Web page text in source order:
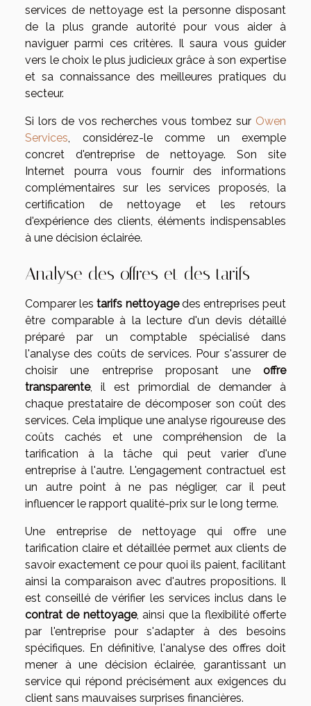
services de nettoyage est la personne disposant
de la plus grande autorité pour vous aider à
naviguer parmi ces critères. Il saura vous guider
vers le choix le plus judicieux grâce à son expertise
et sa connaissance des meilleures pratiques du
secteur.
Si lors de vos recherches vous tombez sur Owen
Services, considérez-le comme un exemple
concret d'entreprise de nettoyage. Son site
Internet pourra vous fournir des informations
complémentaires sur les services proposés, la
certification de nettoyage et les retours
d'expérience des clients, éléments indispensables
à une décision éclairée.
Analyse des offres et des tarifs
Comparer lestarifs nettoyagedes entreprises peut
être comparable à la lecture d'un devis détaillé
préparé par un comptable spécialisé dans
l'analyse des coûts de services. Pour s'assurer de
choisir une entreprise proposant une offre
transparente, il est primordial de demander à
chaque prestataire de décomposer son coût des
services. Cela implique une analyse rigoureuse des
coûts cachés et une compréhension de la
tarification à la tâche qui peut varier d'une
entreprise à l'autre. L'engagement contractuel est
un autre point à ne pas négliger, car il peut
influencer le rapport qualité-prix sur le long terme.
Une entreprise de nettoyage qui offre une
tarification claire et détaillée permet aux clients de
savoir exactement ce pour quoi ils paient, facilitant
ainsi la comparaison avec d'autres propositions. Il
est conseillé de vérifier les services inclus dans le
contrat de nettoyage, ainsi que la flexibilité offerte
par l'entreprise pour s'adapter à des besoins
spécifiques. En définitive, l'analyse des offres doit
mener à une décision éclairée, garantissant un
service qui répond précisément aux exigences du
client sans mauvaises surprises financières.